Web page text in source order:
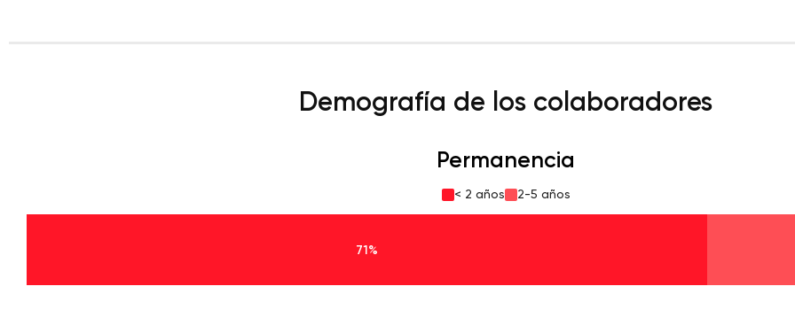
Demografía de los colaboradores
Permanencia
< 2 años 2-5 años
71%